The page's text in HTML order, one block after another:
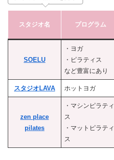
スタジオ名 プログラム
SOELU
・ヨガ
・ピラティス
など豊富にあり
スタジオLAVA ホットヨガ
zen place
pilates
・マシンピラティ
ス
・マットピラティ
ス